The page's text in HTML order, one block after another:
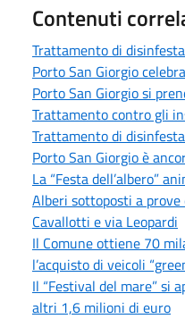
Contenuti
Trattamento di
Porto San Giorgio
Porto San Giorgio si
Trattamento contro gli
Trattamento di
Porto San Giorgio è
La “Festa dell’albero”
Alberi sottoposti a
Cavallotti e via Leopardi
Il Comune ottiene 70
l’acquisto di veicoli
Il “Festival del mare” si
altri 1,6 milioni di euro